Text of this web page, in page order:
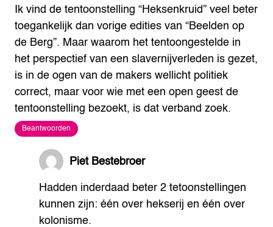
Ik vind de tentoonstelling “Heksenkruid” veel beter
toegankelijk dan vorige edities van “Beelden op
de Berg”. Maar waarom het tentoongestelde in
het perspectief van een slavernijverleden is gezet,
is in de ogen van de makers wellicht politiek
correct, maar voor wie met een open geest de
tentoonstelling bezoekt, is dat verband zoek.
Beantwoorden
Piet Bestebroer
Hadden inderdaad beter 2 tetoonstellingen
kunnen zijn: één over hekserij en één over
kolonisme.